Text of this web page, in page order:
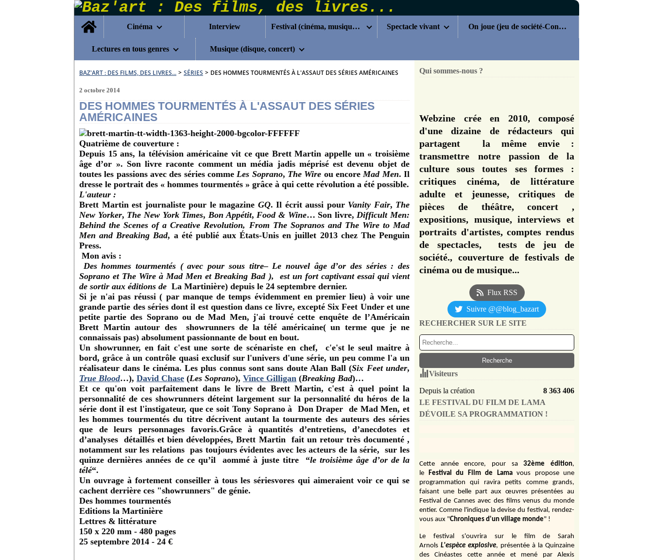
Home
Cinéma
Interview Festival (cinéma, musique...) Spectacle vivant On joue (jeu de société-Concours)
Lectures en tous genres Musique (disque, concert)
BAZ'ART : DES FILMS, DES LIVRES... > SÉRIES > DES HOMMES TOURMENTÉS À L'ASSAUT DES SÉRIES AMÉRICAINES
2 octobre 2014
DES HOMMES TOURMENTÉS À L'ASSAUT DES SÉRIES
AMÉRICAINES
Quatrième de couverture :
Depuis 15 ans, la télévision américaine vit ce que Brett Martin appelle un « troisième
âge d’or ». Son livre raconte comment un média jadis méprisé est devenu objet de
toutes les passions avec des séries commeLes Soprano, The Wire ou encoreMad Men. Il
dresse le portrait des « hommes tourmentés » grâce à qui cette révolution a été possible.
L'auteur :
Brett Martinest journaliste pour le magazine GQ. Il écrit aussi pour Vanity Fair, The
New Yorker, The New York Times, Bon Appétit,Food & Wine… Son livre,Difficult Men:
Behind the Scenes of a Creative Revolution, From The Sopranos and The Wire to Mad
Men and Breaking Bad, a été publié aux États-Unis en juillet 2013 chez The Penguin
Press.
Mon avis :
Des hommes tourmentés ( avec pour sous titre– Le nouvel âge d’or des séries : des
Soprano et The Wire à Mad Men et Breaking Bad ), est un fort captivant essai qui vient
de sortir aux éditions de La Martinière) depuis le 24 septembre dernier.
Si je n'ai pas réussi ( par manque de temps évidemment en premier lieu) à voir une
grande partie des séries dont il est question dans ce livre, excepté Six Feet Under et une
petite partie des Soprano ou de Mad Men, j'ai trouvé cette enquête de l’Américain
Brett Martin autour des showrunners de la télé américaine( un terme que je ne
connaissais pas) absolument passionnante de bout en bout.
Un showrunner, en fait c'est une sorte de scénariste en chef, c'e'st le seul maitre à
bord, grâce à un contrôle quasi exclusif sur l'univers d'une série, un peu comme l'a un
réalisateur dans le cinéma. Les plus connus sont sans doute Alan Ball (Six Feet under,
True Blood…), David Chase (Les Soprano), Vince Gilligan (Breaking Bad)…
Et ce qu'on voit parfaitement dans le livre de Brett Martin, c'est à quel point la
personnalité de ces showrunners déteint largement sur la personnalité du héros de la
série dont il est l'instigateur, que ce soit Tony Soprano à Don Draper de Mad Men, et
les hommes tourmentés du titre décrivent autant la tourmente des auteurs des séries
que de leurs personnages favoris.Grâce à quantités d’entretiens, d’anecdotes et
d’analyses détaillés et bien développées, Brett Martin fait un retour très documenté ,
notamment sur les relations pas toujours évidentes avec les acteurs de la série, sur les
quinze dernières années de ce qu’il aommé à juste titre “le troisième âge d’or de la
télé“.
Un ouvrage à fortement conseiller à tous les sériesvores qui aimeraient voir ce qui se
cachent derrière ces "showrunners" de génie.
Des hommes tourmentés
Editions la Martinière
Lettres & littérature
150 x 220 mm - 480 pages
25 septembre 2014 - 24 €
Qui sommes-nous ?
Webzine crée en 2010, composé
d'une dizaine de rédacteurs qui
partagent la même envie :
transmettre notre passion de la
culture sous toutes ses formes :
critiques cinéma, de littérature
adulte et jeunesse, critiques de
pièces de théâtre, concert ,
expositions, musique, interviews et
portraits d'artistes, comptes rendus
de spectacles, tests de jeu de
société., couverture de festivals de
cinéma ou de musique...
Flux RSS
Suivre @@blog_bazart
RECHERCHER SUR LE SITE
Visiteurs
Depuis la création
8 363 406
LE FESTIVAL DU FILM DE LAMA
DÉVOILE SA PROGRAMMATION !
Cette année encore, pour sa 32ème édition,
le Festival du Film de Lama vous propose une
programmation qui ravira petits comme grands,
faisant une belle part aux œuvres présentées au
Festival de Cannes avec des films venus du monde
entier. Comme l'indique la devise du festival, rendez-
vous aux "Chroniques d'un village monde" !
Le festival s'ouvrira sur le film de Sarah
Arnols L'espèce explosive, présentée à la Quinzaine
des Cinéastes cette année et mené par Alexis